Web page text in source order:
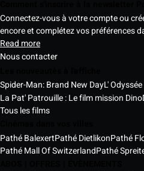
Connectez-vous à votre compte ou
encore et complétez vos préférences
Read more
Nous contacter
Spider-Man: Brand New DayL' Odyssée
La Pat' Patrouille : Le film mission Dino
Tous les films
Pathé BalexertPathé DietlikonPathé
Pathé Mall Of SwitzerlandPathé